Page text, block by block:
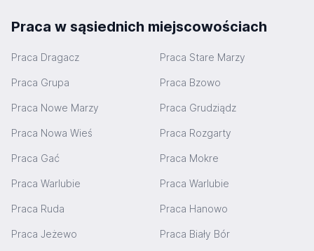
Praca w sąsiednich miejscowościach
Praca Dragacz Praca Stare Marzy
Praca Grupa Praca Bzowo
Praca Nowe Marzy Praca Grudziądz
Praca Nowa Wieś Praca Rozgarty
Praca Gać Praca Mokre
Praca Warlubie Praca Warlubie
Praca Ruda Praca Hanowo
Praca Jeżewo Praca Biały Bór